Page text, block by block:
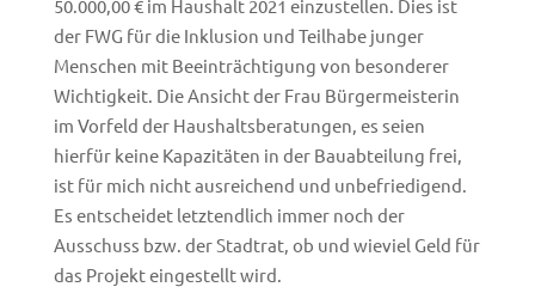
50.000,00 € im Haushalt 2021 einzustellen. Dies ist
der FWG für die Inklusion und Teilhabe junger
Menschen mit Beeinträchtigung von besonderer
Wichtigkeit. Die Ansicht der Frau Bürgermeisterin
im Vorfeld der Haushaltsberatungen, es seien
hierfür keine Kapazitäten in der Bauabteilung frei,
ist für mich nicht ausreichend und unbefriedigend.
Es entscheidet letztendlich immer noch der
Ausschuss bzw. der Stadtrat, ob und wieviel Geld für
das Projekt eingestellt wird.